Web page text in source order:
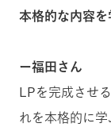
本格的な内容を
ー福田さん
LPを完成させ
れを本格的に学